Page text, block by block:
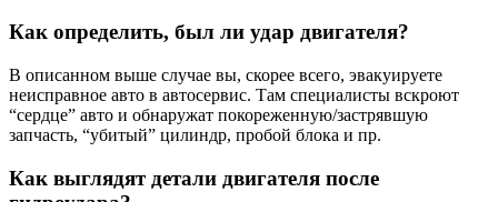
Как определить, был ли удар двигателя?
В описанном выше случае вы, скорее всего, эвакуируете
неисправное авто в автосервис. Там специалисты вскроют
“сердце” авто и обнаружат покореженную/застрявшую
запчасть, “убитый” цилиндр, пробой блока и пр.
Как выглядят детали двигателя после